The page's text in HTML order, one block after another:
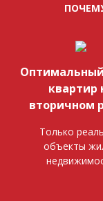
квартир
вторичном
Только
объекты